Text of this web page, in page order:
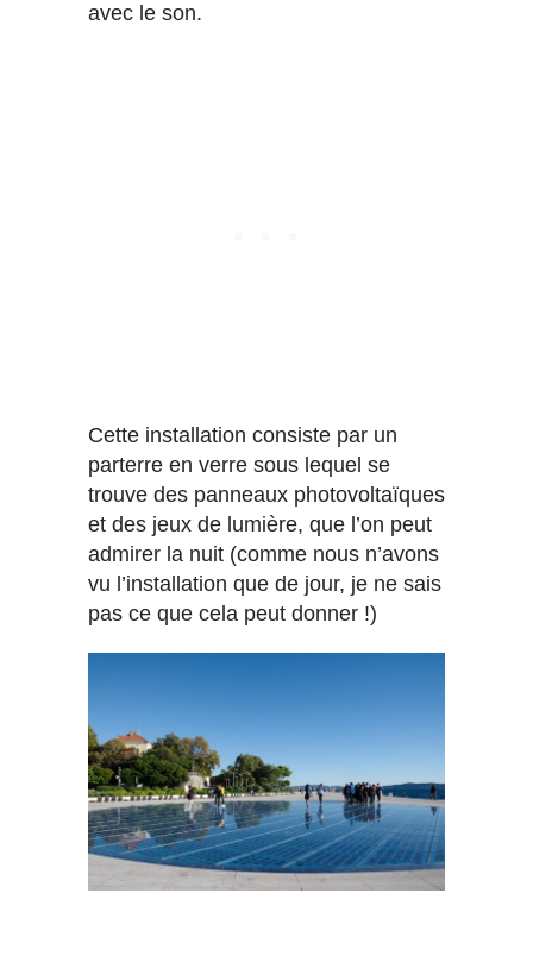
avec le son.
Cette installation consiste par un
parterre en verre sous lequel se
trouve des panneaux photovoltaïques
et des jeux de lumière, que l’on peut
admirer la nuit (comme nous n’avons
vu l’installation que de jour, je ne sais
pas ce que cela peut donner !)